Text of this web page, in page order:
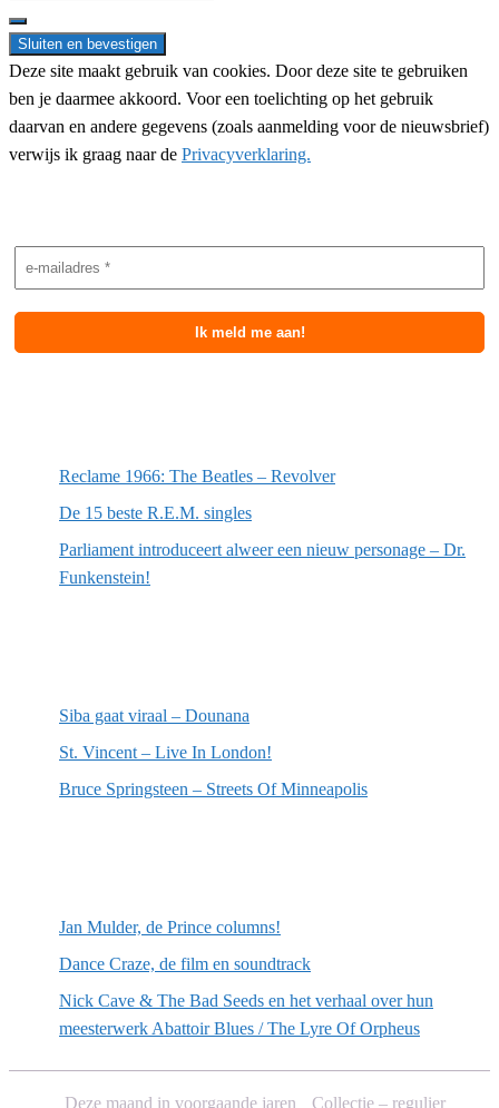
for:
Deze site maakt gebruik van cookies. Door deze site te gebruiken
ben je daarmee akkoord. Voor een toelichting op het gebruik
daarvan en andere gegevens (zoals aanmelding voor de nieuwsbrief)
verwijs ik graag naar de Privacyverklaring.
Reclame 1966: The Beatles – Revolver
De 15 beste R.E.M. singles
Parliament introduceert alweer een nieuw personage – Dr.
Funkenstein!
Siba gaat viraal – Dounana
St. Vincent – Live In London!
Bruce Springsteen – Streets Of Minneapolis
Jan Mulder, de Prince columns!
Dance Craze, de film en soundtrack
Nick Cave & The Bad Seeds en het verhaal over hun
meesterwerk Abattoir Blues / The Lyre Of Orpheus
Deze maand in voorgaande jaren Collectie – regulier